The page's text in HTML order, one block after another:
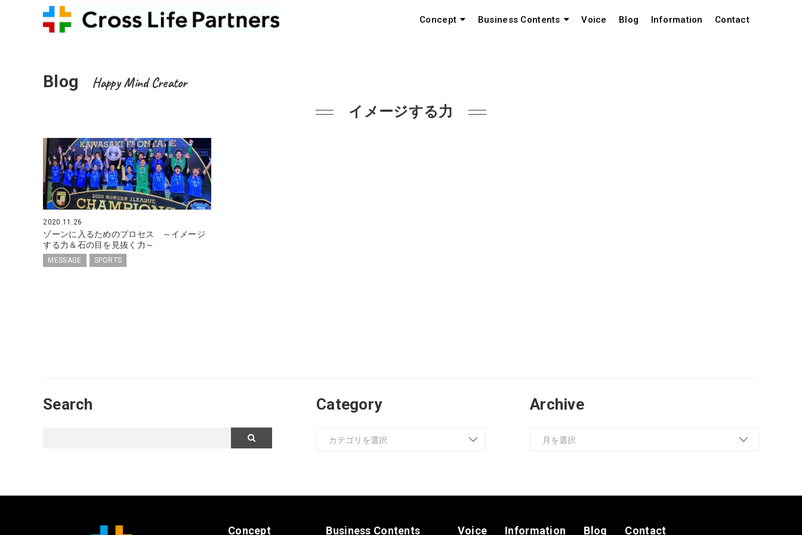
Concept Business Contents Voice Blog Information Contact
Blog Happy Mind Creator
イメージする力
2020.11.26
ゾーンに入るためのプロセス ～イメージ
する力＆石の目を見抜く力～
MESSAGE SPORTS
Search Category Archive
Concept Business Contents Voice Information Blog Contact